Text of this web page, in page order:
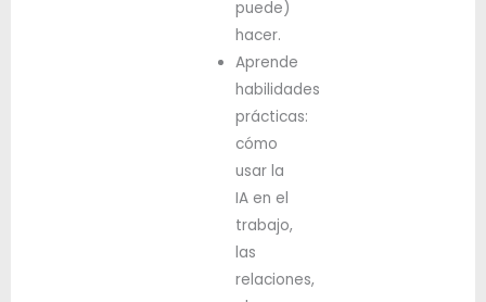
puede)
hacer.
Aprende
habilidades
prácticas:
cómo
usar la
IA en el
trabajo,
las
relaciones,